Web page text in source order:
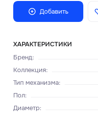
Добавить
ХАРАКТЕРИСТИКИ
Бренд:
Коллекция:
Тип механизма:
Пол:
Диаметр:
Блог